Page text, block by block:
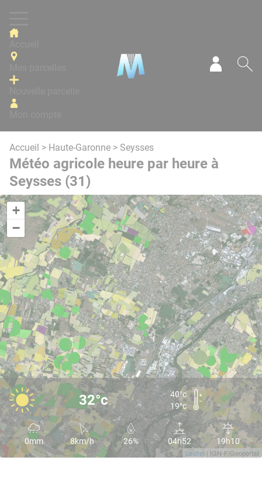
Accueil > Haute-Garonne > Seysses
Météo agricole heure par heure à
Seysses (31)
+
−
Leaflet | IGN-F/Geoportail
32°c
40°c
19°c
0mm 8km/h 26% 04h52 19h10